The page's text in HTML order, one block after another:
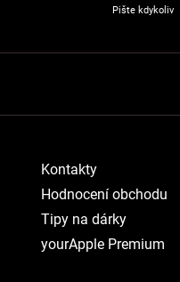
Pište kdykoliv
Kontakty
Hodnocení obchodu
Tipy na dárky
yourApple Premium